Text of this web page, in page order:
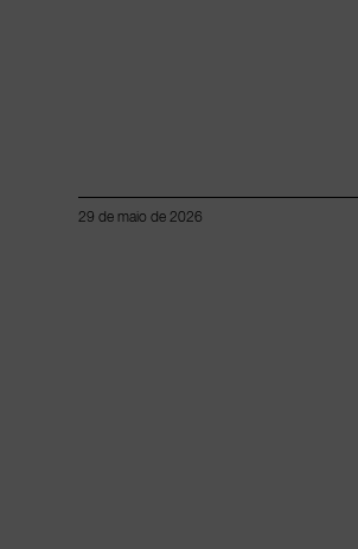
29 de maio de 2026